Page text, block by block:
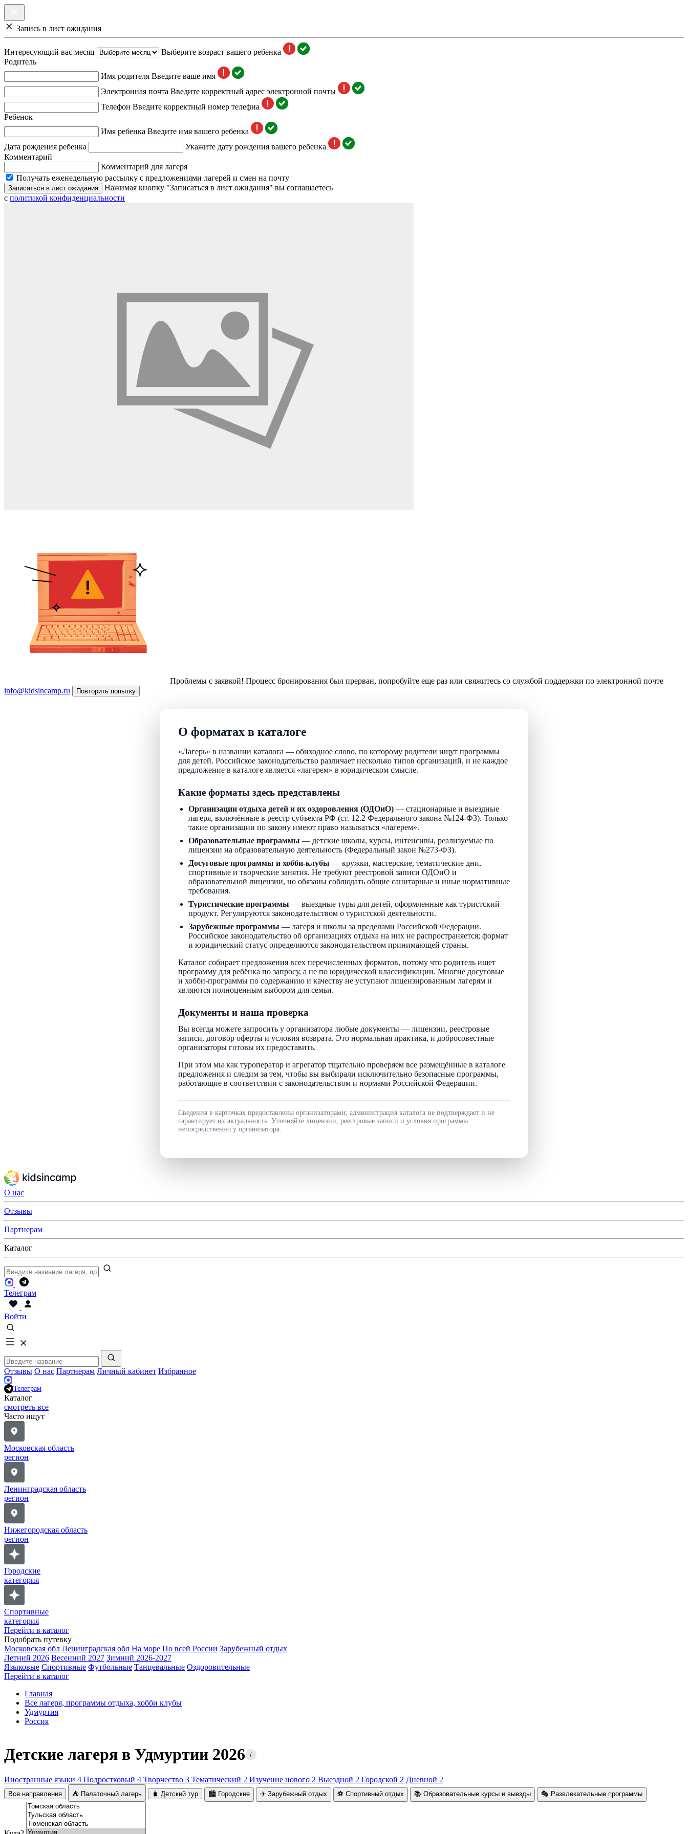
Запись в лист ожидания
Интересующий вас месяц
Выберите возраст вашего ребенка
Родитель
Имя родителя Введите ваше имя
Электронная почта Введите корректный адрес электронной почты
Телефон Введите корректный номер телефна
Ребенок
Имя ребенка Введите имя вашего ребенка
Дата рождения ребенка
Укажите дату рождения вашего ребенка
Комментарий
Комментарий для лагеря
Получать еженедельную рассылку с предложениями лагерей и смен на почту
Записаться в лист ожидания
Нажимая кнопку "Записаться в лист ожидания" вы соглашаетесь
с политикой конфиденциальности
Проблемы с заявкой! Процесс бронирования был прерван, попробуйте еще раз или свяжитесь со службой поддержки по электронной почте
info@kidsincamp.ru
Повторить попытку
О форматах в каталоге
«Лагерь» в названии каталога — обиходное слово, по которому родители ищут программы
для детей. Российское законодательство различает несколько типов организаций, и не каждое
предложение в каталоге является «лагерем» в юридическом смысле.
Какие форматы здесь представлены
Организации отдыха детей и их оздоровления (ОДОиО) — стационарные и выездные
лагеря, включённые в реестр субъекта РФ (ст. 12.2 Федерального закона №124-ФЗ). Только
такие организации по закону имеют право называться «лагерем».
Образовательные программы — детские школы, курсы, интенсивы, реализуемые по
лицензии на образовательную деятельность (Федеральный закон №273-ФЗ).
Досуговые программы и хобби-клубы — кружки, мастерские, тематические дни,
спортивные и творческие занятия. Не требуют реестровой записи ОДОиО и
образовательной лицензии, но обязаны соблюдать общие санитарные и иные нормативные
требования.
Туристические программы — выездные туры для детей, оформленные как туристский
продукт. Регулируются законодательством о туристской деятельности.
Зарубежные программы — лагеря и школы за пределами Российской Федерации.
Российское законодательство об организациях отдыха на них не распространяется; формат
и юридический статус определяются законодательством принимающей страны.
Каталог собирает предложения всех перечисленных форматов, потому что родитель ищет
программу для ребёнка по запросу, а не по юридической классификации. Многие досуговые
и хобби-программы по содержанию и качеству не уступают лицензированным лагерям и
являются полноценным выбором для семьи.
Документы и наша проверка
Вы всегда можете запросить у организатора любые документы — лицензии, реестровые
записи, договор оферты и условия возврата. Это нормальная практика, и добросовестные
организаторы готовы их предоставить.
При этом мы как туроператор и агрегатор тщательно проверяем все размещённые в каталоге
предложения и следим за тем, чтобы вы выбирали исключительно безопасные программы,
работающие в соответствии с законодательством и нормами Российской Федерации.
Сведения в карточках предоставлены организаторами; администрация каталога не подтверждает и не
гарантирует их актуальность. Уточняйте лицензии, реестровые записи и условия программы
непосредственно у организатора.
О нас
Отзывы
Партнерам
Каталог
Телеграм
Войти
Отзывы О нас Партнерам Личный кабинет Избранное
Телеграм
Каталог
смотреть все
Часто ищут
Московская область
регион
Ленинградская область
регион
Нижегородская область
регион
Городские
категория
Спортивные
категория
Перейти в каталог
Подобрать путевку
Московская обл Ленинградская обл На море По всей России Зарубежный отдых
Летний 2026 Весенний 2027 Зимний 2026-2027
Языковые Спортивные Футбольные Танцевальные Оздоровительные
Перейти в каталог
Главная
Все лагеря, программы отдыха, хобби клубы
Удмуртия
Россия
Детские лагеря в Удмуртии 2026 i
Иностранные языки 4 Подростковый 4 Творчество 3 Тематический 2 Изучение нового 2 Выездной 2 Городской 2 Дневной 2
Все направления ⛺ Палаточный лагерь 🧳 Детский тур 🏙️ Городские ✈️ Зарубежный отдых ⚽ Спортивный отдых 📚 Образовательные курсы и выезды 🎭 Развлекательные программы